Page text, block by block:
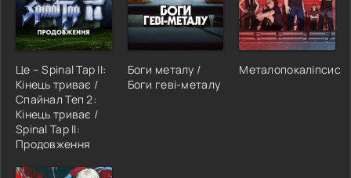
Це – Spinal Tap II:
Кінець триває /
Спайнал Теп 2:
Кінець триває /
Spinal Tap II:
Продовження
Боги металу /
Боги геві-металу
Металопокаліпсис